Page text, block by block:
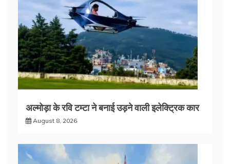
अल्मोड़ा के रवि टम्टा ने बनाई उड़ने वाली इलेक्ट्रिक कार
August 8, 2026